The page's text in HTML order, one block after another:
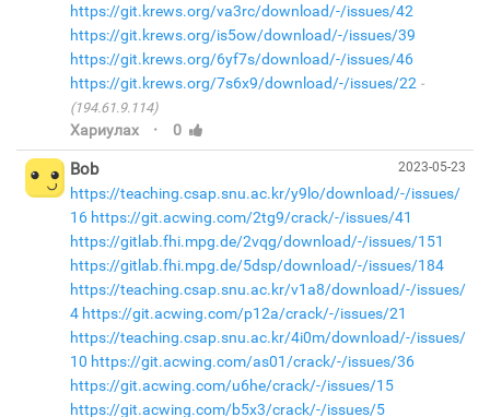
https://git.krews.org/va3rc/download/-/issues/42
https://git.krews.org/is5ow/download/-/issues/39
https://git.krews.org/6yf7s/download/-/issues/46
https://git.krews.org/7s6x9/download/-/issues/22
(194.61.9.114)
Хариулах · 0
2023-05-23
Bob
https://teaching.csap.snu.ac.kr/y9lo/download/-/issues/
16 https://git.acwing.com/2tg9/crack/-/issues/41
https://gitlab.fhi.mpg.de/2vqg/download/-/issues/151
https://gitlab.fhi.mpg.de/5dsp/download/-/issues/184
https://teaching.csap.snu.ac.kr/v1a8/download/-/issues/
4 https://git.acwing.com/p12a/crack/-/issues/21
https://teaching.csap.snu.ac.kr/4i0m/download/-/issues/
10 https://git.acwing.com/as01/crack/-/issues/36
https://git.acwing.com/u6he/crack/-/issues/15
https://git.acwing.com/b5x3/crack/-/issues/5